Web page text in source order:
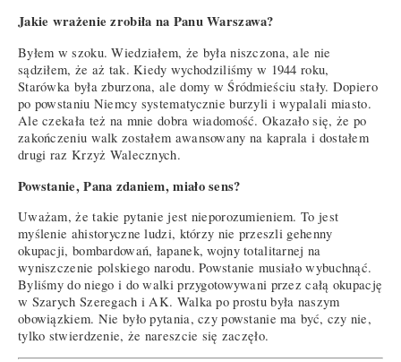
Jakie wrażenie zrobiła na Panu Warszawa?
Byłem w szoku. Wiedziałem, że była niszczona, ale nie
sądziłem, że aż tak. Kiedy wychodziliśmy w 1944 roku,
Starówka była zburzona, ale domy w Śródmieściu stały. Dopiero
po powstaniu Niemcy systematycznie burzyli i wypalali miasto.
Ale czekała też na mnie dobra wiadomość. Okazało się, że po
zakończeniu walk zostałem awansowany na kaprala i dostałem
drugi raz Krzyż Walecznych.
Powstanie, Pana zdaniem, miało sens?
Uważam, że takie pytanie jest nieporozumieniem. To jest
myślenie ahistoryczne ludzi, którzy nie przeszli gehenny
okupacji, bombardowań, łapanek, wojny totalitarnej na
wyniszczenie polskiego narodu. Powstanie musiało wybuchnąć.
Byliśmy do niego i do walki przygotowywani przez całą okupację
w Szarych Szeregach i AK. Walka po prostu była naszym
obowiązkiem. Nie było pytania, czy powstanie ma być, czy nie,
tylko stwierdzenie, że nareszcie się zaczęło.